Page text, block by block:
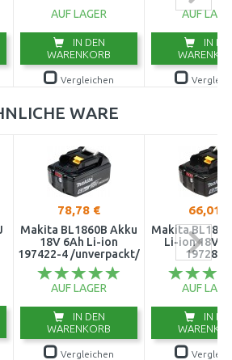
AUF LAGER
IN DEN
WARENKORB
Vergleichen
AUF
IN
WARE
78,78 €
Makita BL1860B Akku
18V 6Ah Li-ion
197422-4 /unverpackt/
AUF LAGER
IN DEN
WARENKORB
Vergleichen
66,01 €
Makita
Li-ion 18V/
197280-
AUF
IN